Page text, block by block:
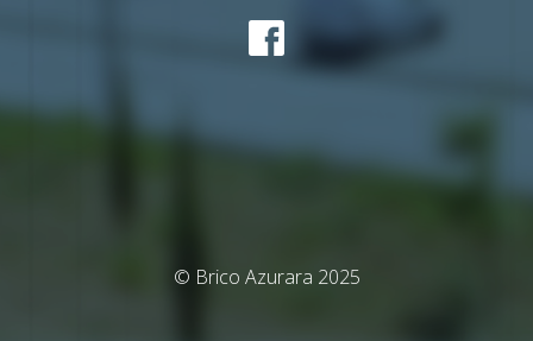
© Brico Azurara 2025